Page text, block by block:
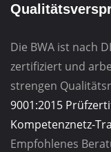
Die BWA ist nach
zertifiziert und
strengen
9001:2015
Kompetenznetz-
Empfohlenes